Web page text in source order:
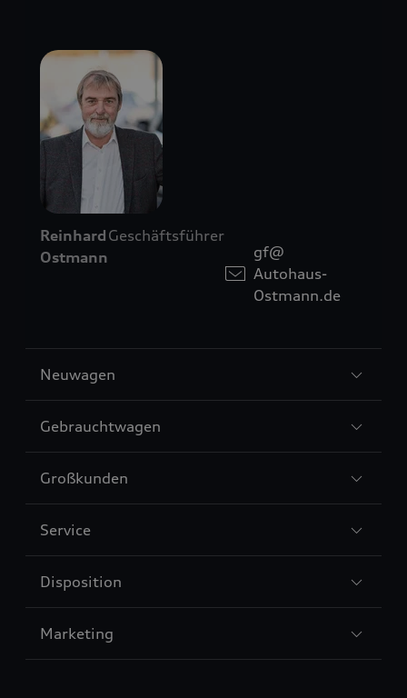
Reinhard
Ostmann
Geschäftsführer
gf@
Autohaus-
Ostmann.de
Neuwagen
Gebrauchtwagen
Großkunden
ServiceSección
Disposition
Marketing